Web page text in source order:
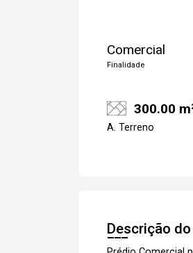
Comercial
Finalidade
300.00
A. Terreno
Descrição